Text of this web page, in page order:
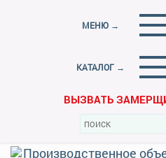
МЕНЮ →
КАТАЛОГ →
ВЫЗВАТЬ